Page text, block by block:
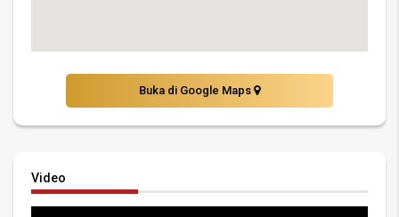
Buka di Google Maps
Video